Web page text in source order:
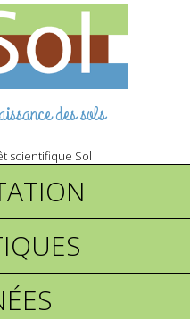
des sols
scientifique Sol